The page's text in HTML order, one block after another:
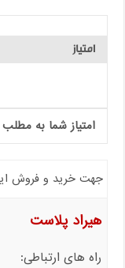
امتیاز
امتیاز شما به مطلب
جهت خرید و فروش
هیراد پلاست
راه های ارتباطی: